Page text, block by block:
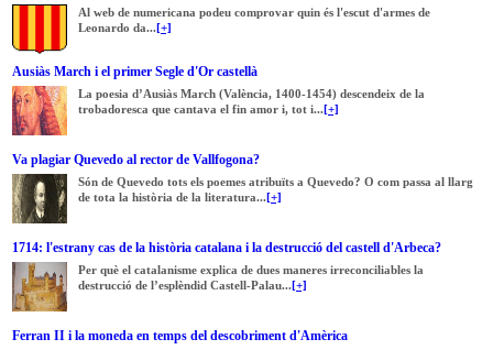
Al web de numericana podeu comprovar quin és l'escut d'armes de
Leonardo da... [+]
Ausiàs March i el primer Segle d'Or castellà
La poesia d’Ausiàs March (València, 1400-1454) descendeix de la
trobadoresca que cantava el fin amor i, tot i... [+]
Va plagiar Quevedo al rector de Vallfogona?
Són de Quevedo tots els poemes atribuïts a Quevedo? O com passa al llarg
de tota la història de la literatura... [+]
1714: l'estrany cas de la història catalana i la destrucció del castell d'Arbeca?
Per què el catalanisme explica de dues maneres irreconciliables la
destrucció de l’esplèndid Castell-Palau... [+]
Ferran II i la moneda en temps del descobriment d'Amèrica